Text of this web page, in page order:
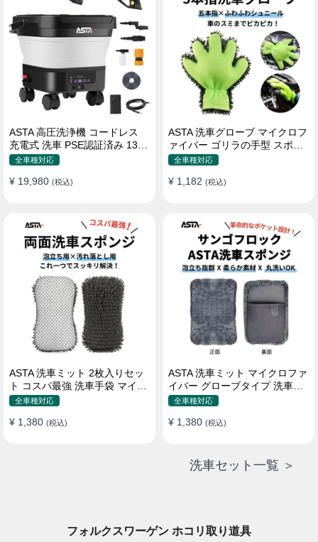
ASTA 高圧洗浄機 コードレス
充電式 洗車 PSE認証済み 13L
バケツ一体型 折りたたみ式 超
転ノズル トリガーガン 蛇口接
属 水道接続不要 多機能コンパ
クト収納
全車種対応
¥ 19,980 (税込)
ASTA 洗車グローブ マイクロフ
ァイバー ゴリラの手型 スポン
ジ ボディー用 傷防止 吸水速乾
グッズ 掃除 手袋型 洗車タオル
全車種対応
¥ 1,182 (税込)
ASTA 洗車ミット 2枚入りセッ
ト コスパ最強 洗車手袋 マイク
ロファイバー製 洗車グッズ 車
全車種対応
¥ 1,380 (税込)
ASTA 洗車ミット マイクロファ
イバー グローブタイプ 洗車プ
ロも愛用 傷防止 高吸水 車 バイ
全車種対応
¥ 1,380 (税込)
洗車セット一覧 ＞
フォルクスワーゲン ホコリ取り道具